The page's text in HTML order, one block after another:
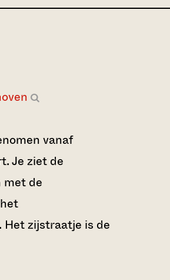
vanaf
Je ziet de
met de
zijstraatje is de